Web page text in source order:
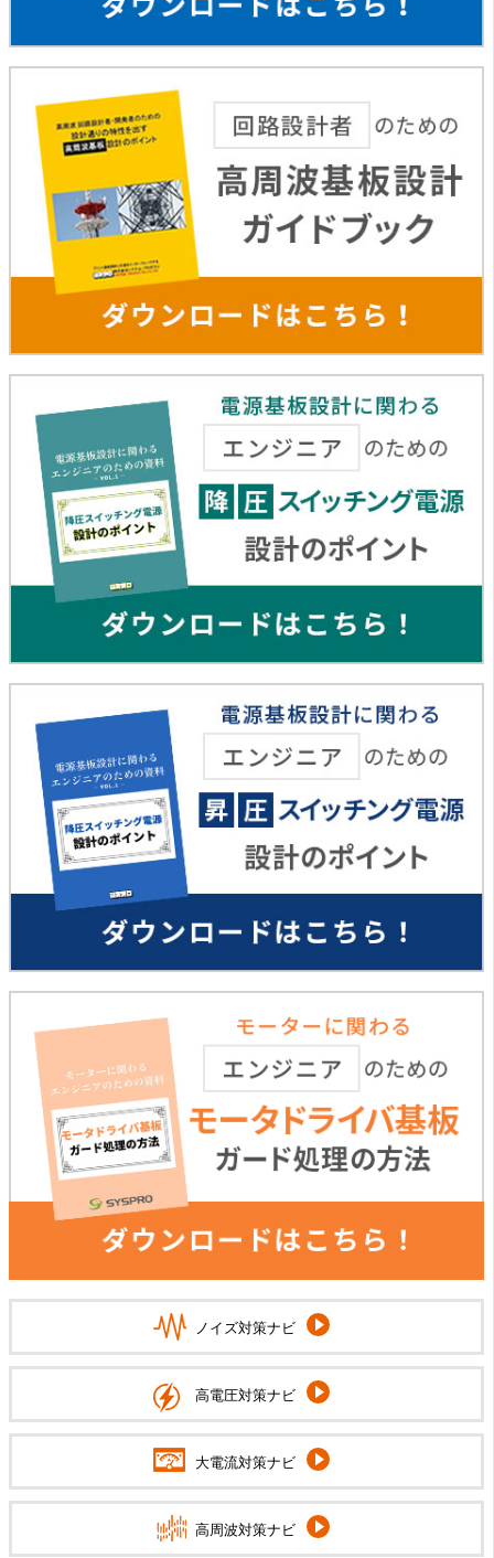
ノイズ対策ナビ
高電圧対策ナビ
大電流対策ナビ
高周波対策ナビ